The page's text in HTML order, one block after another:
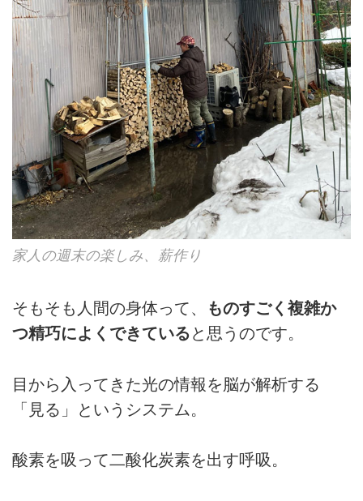
家人の週末の楽しみ、薪作り
そもそも人間の身体って、
ものすごく複雑か
つ精巧によくできている と思うのです。
目から入ってきた光の情報を脳が解析する
「見る」というシステム。
酸素を吸って二酸化炭素を出す呼吸。